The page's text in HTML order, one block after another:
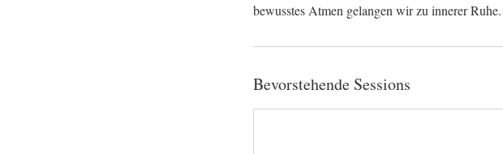
bewusstes Atmen gelangen wir zu innerer Ruhe.
Bevorstehende Sessions